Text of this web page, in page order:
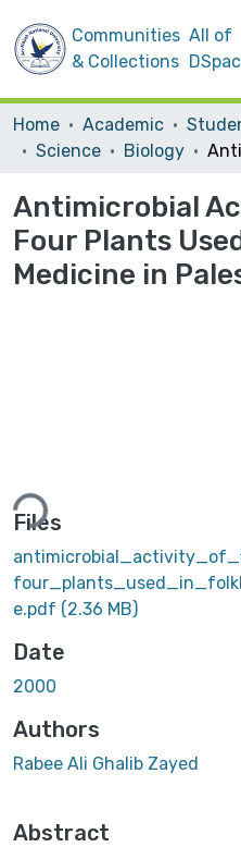
Communities
& Collections
All of
Home Academic
Science
Biology
Antimicrobial
Four Plants
Medicine in
Loading...
Files
e.pdf (2.36 MB)
Date
2000
Authors
Rabee Ali Ghalib Zayed
Abstract